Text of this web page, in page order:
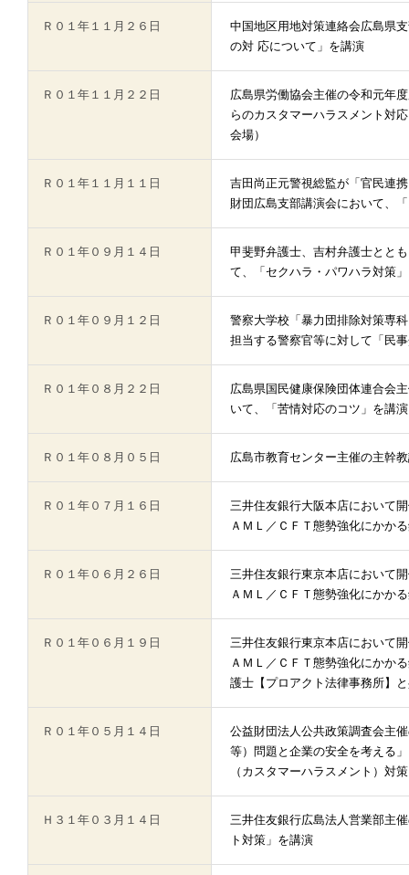
Ｒ０１年１１月２６日
中国地区用地対策連絡会広島県
の対 応について」を講演
Ｒ０１年１１月２２日
広島県労働協会主催の令和元年
らのカスタマーハラスメント対
会場）
Ｒ０１年１１月１１日
吉田尚正元警視総監が「官民連
財団広島支部講演会において、
Ｒ０１年０９月１４日
甲斐野弁護士、吉村弁護士とと
て、「セクハラ・パワハラ対策
Ｒ０１年０９月１２日
警察大学校「暴力団排除対策専
担当する警察官等に対して「民
Ｒ０１年０８月２２日
広島県国民健康保険団体連合会
いて、「苦情対応のコツ」を講演
Ｒ０１年０８月０５日 広島市教育センター主催の主幹
Ｒ０１年０７月１６日
三井住友銀行大阪本店において
ＡＭＬ／ＣＦＴ態勢強化にかか
Ｒ０１年０６月２６日
三井住友銀行東京本店において
ＡＭＬ／ＣＦＴ態勢強化にかか
Ｒ０１年０６月１９日
三井住友銀行東京本店において
ＡＭＬ／ＣＦＴ態勢強化にかか
護士【プロアクト法律事務所】
Ｒ０１年０５月１４日
公益財団法人公共政策調査会主
等）問題と企業の安全を考える
（カスタマーハラスメント）対
Ｈ３１年０３月１４日
三井住友銀行広島法人営業部主
ト対策」を講演